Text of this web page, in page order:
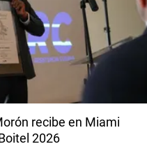
recibe en Miami
2026